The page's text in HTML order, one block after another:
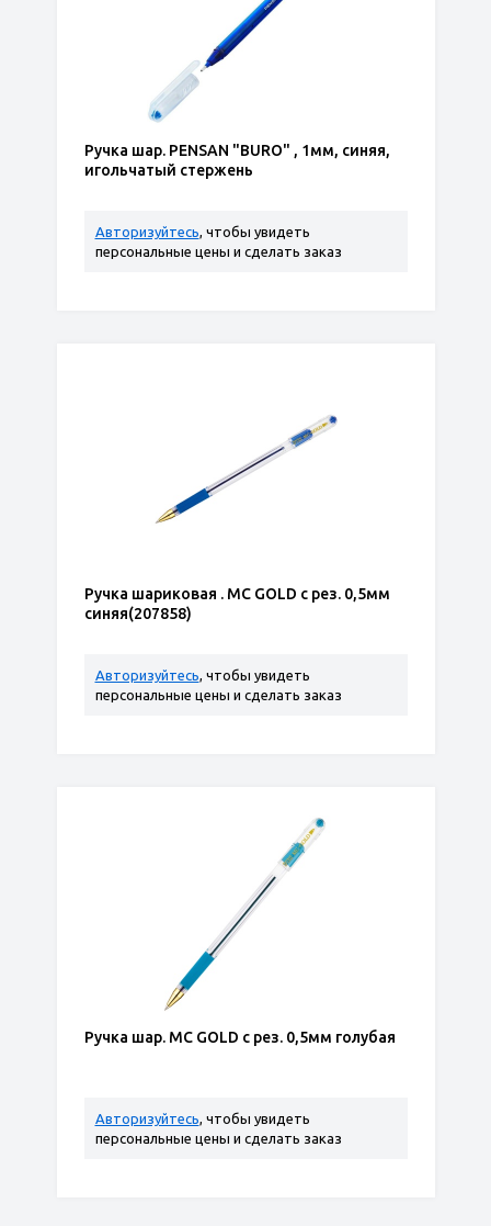
Ручка шар. PENSAN "BURO" , 1мм, синяя,
игольчатый стержень
Авторизуйтесь, чтобы увидеть
персональные цены и сделать заказ
Ручка шариковая . MC GOLD с рез. 0,5мм
синяя(207858)
Авторизуйтесь, чтобы увидеть
персональные цены и сделать заказ
Ручка шар. MC GOLD с рез. 0,5мм голубая
Авторизуйтесь, чтобы увидеть
персональные цены и сделать заказ